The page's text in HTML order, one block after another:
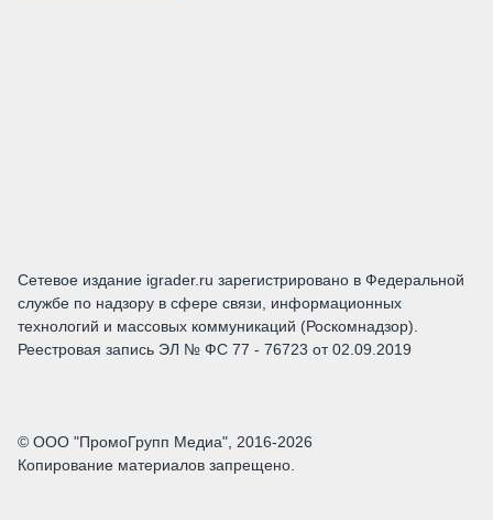
Сетевое издание igrader.ru зарегистрировано в Федеральной
службе по надзору в сфере связи, информационных
технологий и массовых коммуникаций (Роскомнадзор).
Реестровая запись ЭЛ № ФС 77 - 76723 от 02.09.2019
© ООО "ПромоГрупп Медиа", 2016-2026
Копирование материалов запрещено.